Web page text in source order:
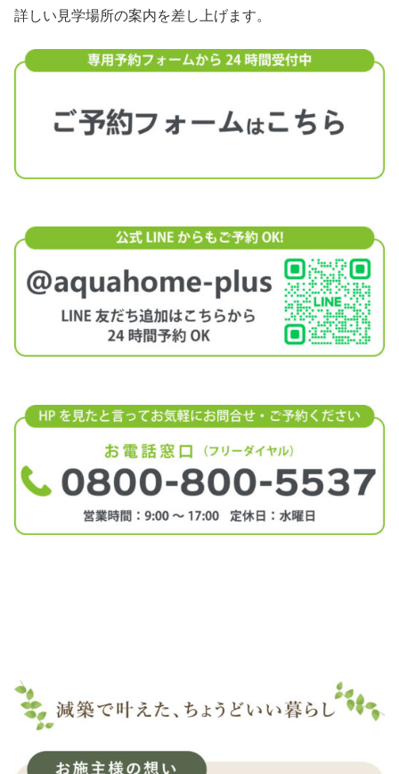
詳しい見学場所の案内を差し上げます。